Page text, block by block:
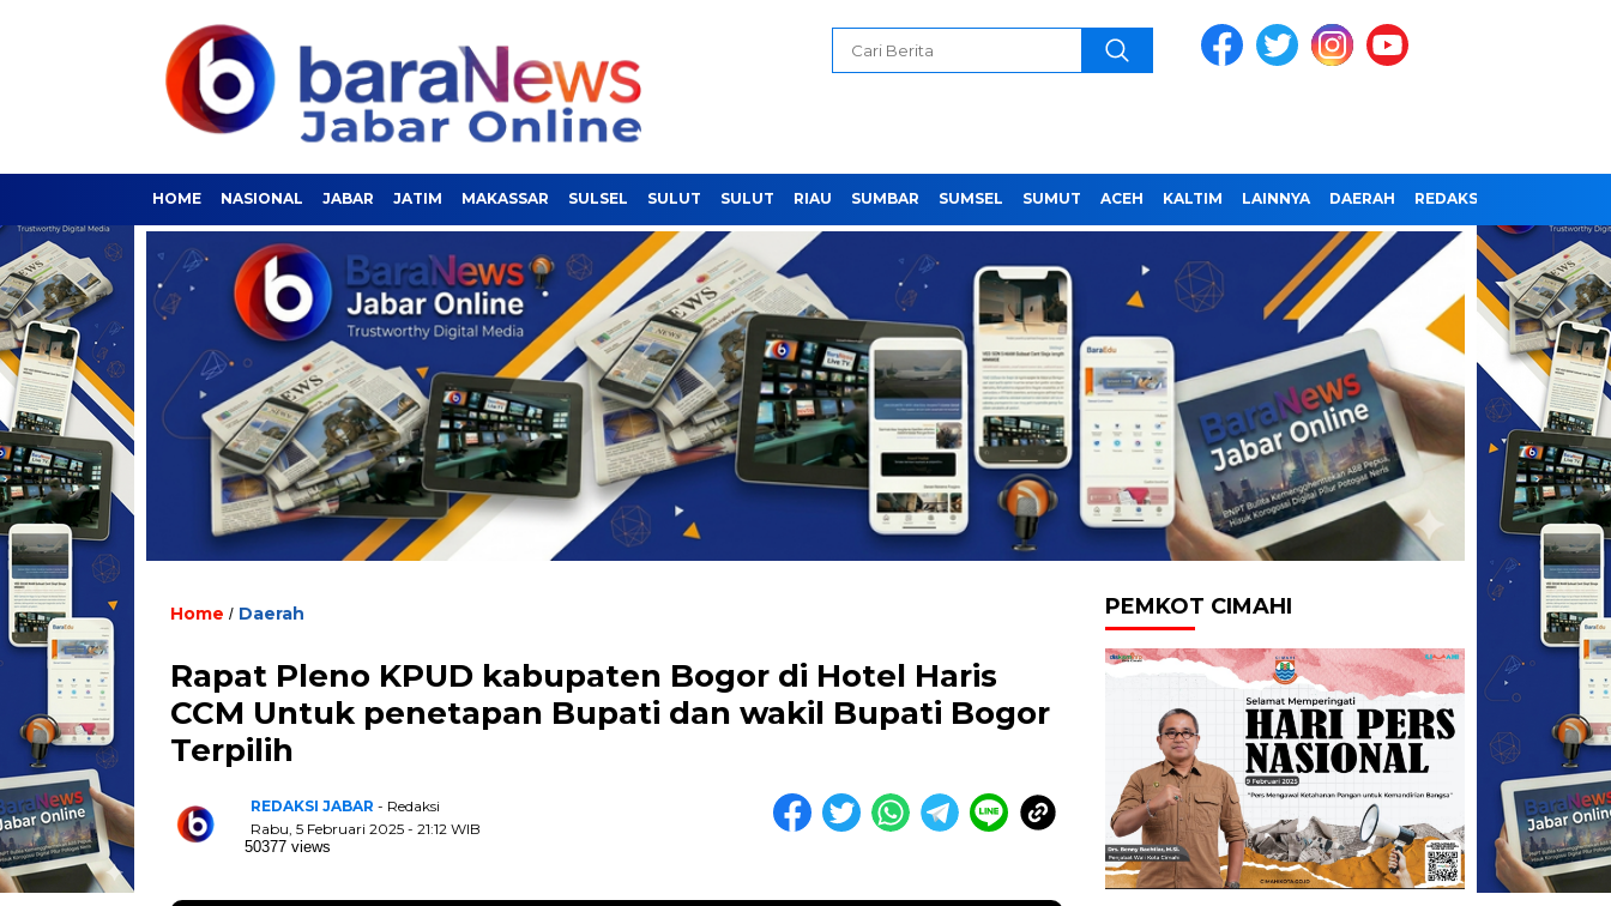
HOME NASIONAL JABAR JATIM MAKASSAR SULSEL SULUT SULUT RIAU SUMBAR SUMSEL SUMUT ACEH KALTIM LAINNYA DAERAH REDAKSI
Home / Daerah
Rapat Pleno KPUD kabupaten Bogor di Hotel Haris
CCM Untuk penetapan Bupati dan wakil Bupati Bogor
Terpilih
REDAKSI JABAR - Redaksi
Rabu, 5 Februari 2025 - 21:12 WIB
50377 views
PEMKOT CIMAHI